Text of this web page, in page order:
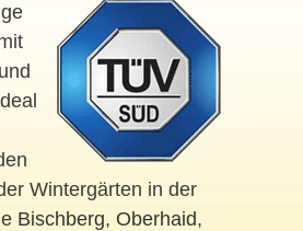
Wintergärten in der
Bischberg, Oberhaid,